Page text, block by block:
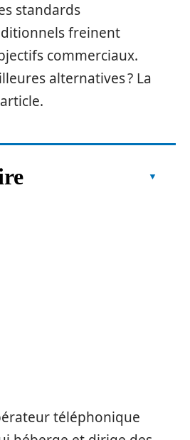
standards
freinent
commerciaux.
alternatives ? La
téléphonique